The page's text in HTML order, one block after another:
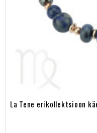
La Tene erikollektsioon